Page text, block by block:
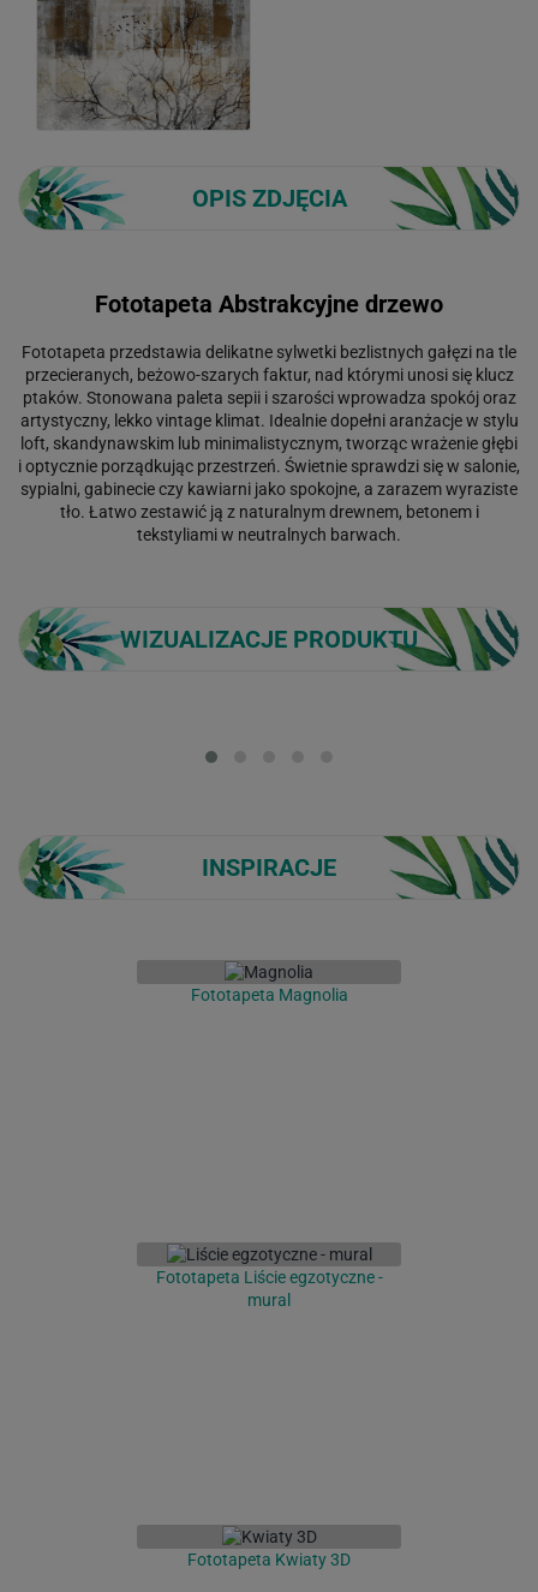
OPIS ZDJĘCIA
Fototapeta Abstrakcyjne drzewo
Fototapeta przedstawia delikatne sylwetki bezlistnych gałęzi na tle
przecieranych, beżowo-szarych faktur, nad którymi unosi się klucz
ptaków. Stonowana paleta sepii i szarości wprowadza spokój oraz
artystyczny, lekko vintage klimat. Idealnie dopełni aranżacje w stylu
loft, skandynawskim lub minimalistycznym, tworząc wrażenie głębi
i optycznie porządkując przestrzeń. Świetnie sprawdzi się w salonie,
sypialni, gabinecie czy kawiarni jako spokojne, a zarazem wyraziste
tło. Łatwo zestawić ją z naturalnym drewnem, betonem i
tekstyliami w neutralnych barwach.
WIZUALIZACJE PRODUKTU
INSPIRACJE
Fototapeta Magnolia
Fototapeta Liście egzotyczne -
mural
Fototapeta Kwiaty 3D